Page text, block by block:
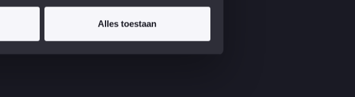
Alles toestaan